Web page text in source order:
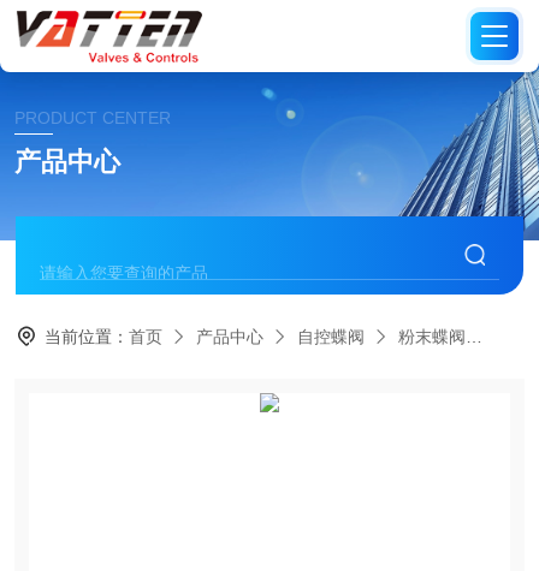
PRODUCT CENTER
产品中心
当前位置：首页 产品中心 自控蝶阀 粉末蝶阀